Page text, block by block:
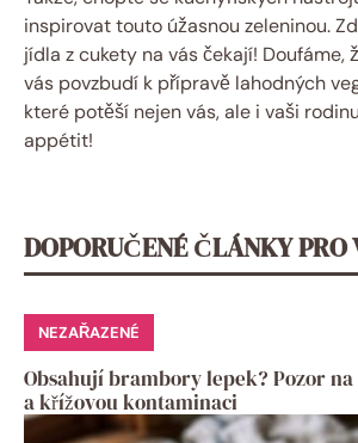
inspirovat touto úžasnou zeleninou.
jídla z cukety na vás čekají! Doufáme,
vás povzbudí k přípravě lahodných
které potěší nejen vás, ale i vaši
appétit!
DOPORUČENÉ ČLÁNKY PRO
NEZAŘAZENÉ
Obsahují brambory lepek? Pozor
a křížovou kontaminaci